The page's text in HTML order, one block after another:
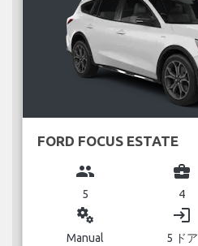
FORD FOCUS ESTATE
group
5
business_center
4
miscellaneous_services
Manual
login
5 ドア